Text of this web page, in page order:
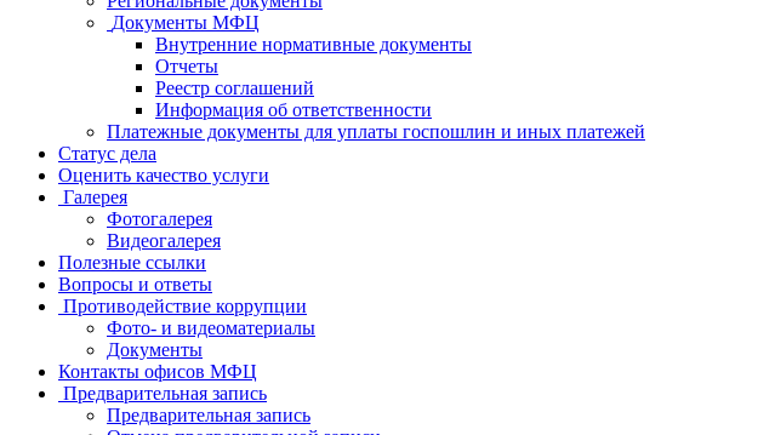
Документы МФЦ
Внутренние нормативные документы
Отчеты
Реестр соглашений
Информация об ответственности
Платежные документы для уплаты госпошлин и иных платежей
Статус дела
Оценить качество услуги
Галерея
Фотогалерея
Видеогалерея
Полезные ссылки
Вопросы и ответы
Противодействие коррупции
Фото- и видеоматериалы
Документы
Контакты офисов МФЦ
Предварительная запись
Предварительная запись